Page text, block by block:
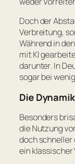
Doch der
Verbreitung,
Während in
mit KI
darunter. In
sogar bei
Die
Besonders
die Nutzung
doch schneller
ein